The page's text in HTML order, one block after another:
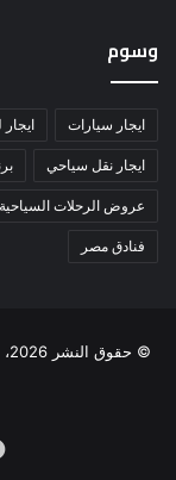
وسوم
ايجار سيارات ايجار
ايجار نقل سياحي
عروض الرحلات السياحية
فنادق مصر
© حقوق النشر 2026، جميع الحقوق محفوظة |